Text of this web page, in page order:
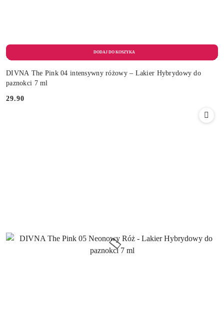
DIVNA The Pink 04 intensywny różowy – Lakier Hybrydowy do
paznokci 7 ml
Cena:
29.90